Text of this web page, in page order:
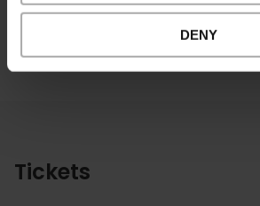
DENY
+34 680484887
Tickets